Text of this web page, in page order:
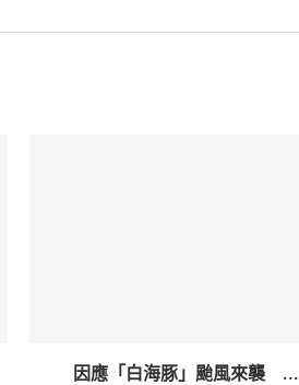
因應「白海豚」颱風來襲 ...